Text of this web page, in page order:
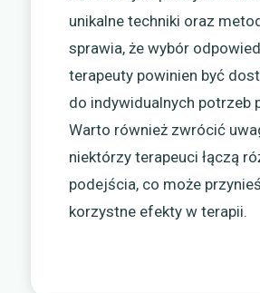
unikalne techniki oraz
sprawia, że wybór
terapeuty powinien być
do indywidualnych potrzeb
Warto również zwrócić
niektórzy terapeuci łączą
podejścia, co może
korzystne efekty w terapii.